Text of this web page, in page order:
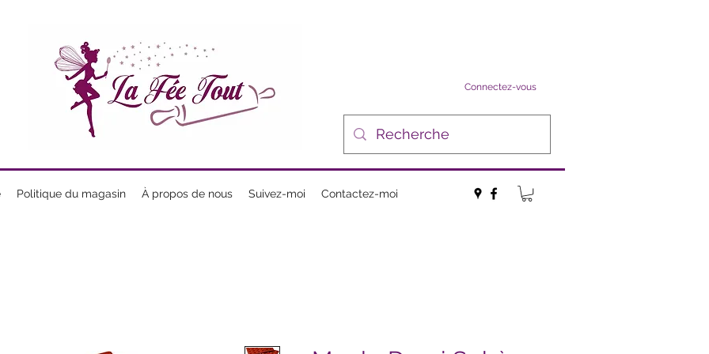
Connectez-vous
Politique du magasin À propos de nous Suivez-moi Contactez-moi